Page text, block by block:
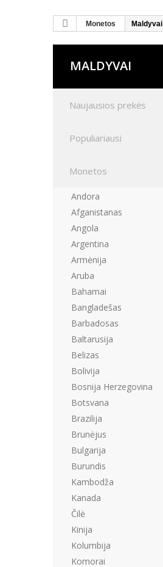
Monetos Maldyvai
MALDYVAI
Naujausios prekės
Populiariausi
Monetos
Andora
Afganistanas
Angola
Argentina
Armėnija
Aruba
Bahamai
Bangladešas
Barbadosas
Baltarusija
Belizas
Bolivija
Bosnija Herzegovina
Botsvana
Brazilija
Brunėjus
Bulgarija
Burundis
Kambodža
Kanada
Čilė
Kinija
Kolumbija
Komorai